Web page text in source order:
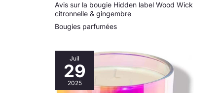
Avis sur la bougie Hidden label Wood Wick
citronnelle & gingembre
Bougies parfumées
Juil
29
2025